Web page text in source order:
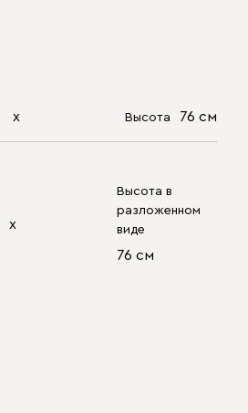
х Высота 76 см
х
Высота в
разложенном
виде
76 см